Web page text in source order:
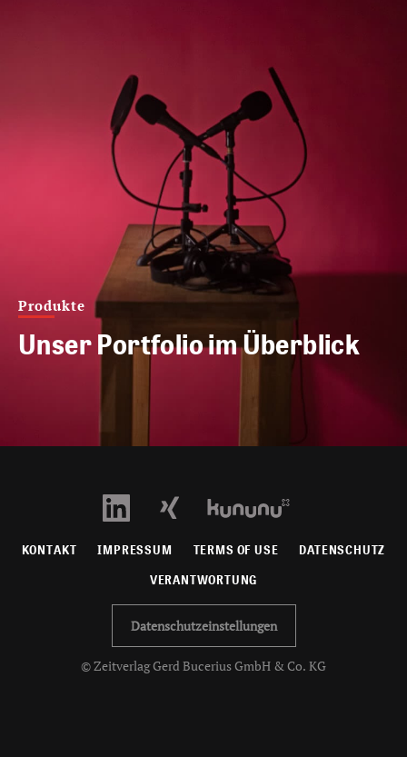
Produkte
Unser Portfolio im Überblick
KONTAKT IMPRESSUM TERMS OF USE DATENSCHUTZ
VERANTWORTUNG
Datenschutzeinstellungen
© Zeitverlag Gerd Bucerius GmbH & Co. KG